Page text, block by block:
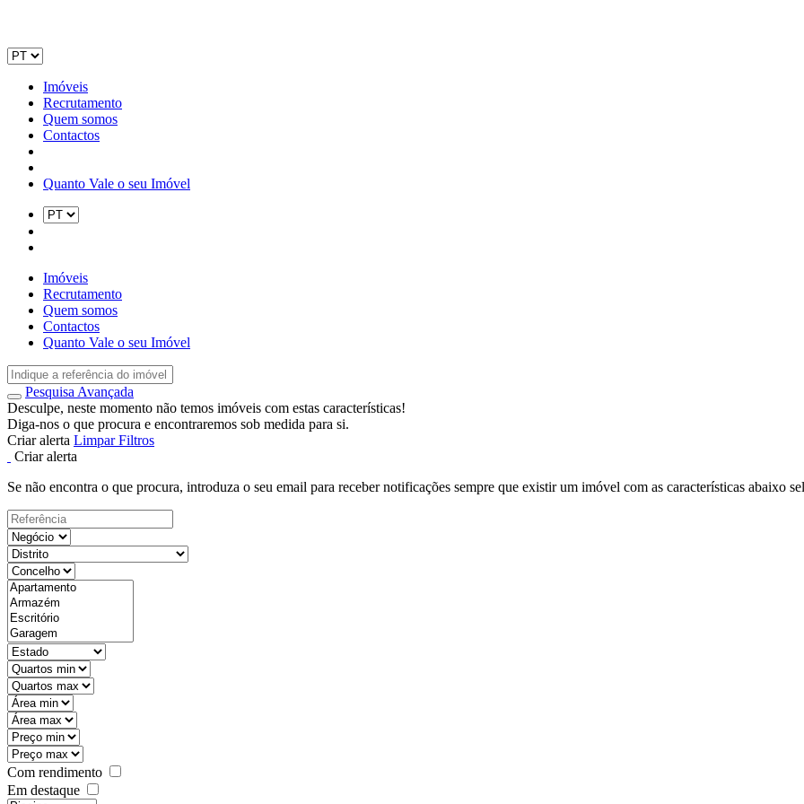
Imóveis
Recrutamento
Quem somos
Contactos
Quanto Vale o seu Imóvel
Imóveis
Recrutamento
Quem somos
Contactos
Quanto Vale o seu Imóvel
Pesquisa Avançada
Desculpe, neste momento não temos imóveis com estas características!
Diga-nos o que procura e encontraremos sob medida para si.
Criar alerta Limpar Filtros
Criar alerta
Se não encontra o que procura, introduza o seu email para receber notificações sempre que existir um imóvel com as características abaixo
Com rendimento
Em destaque